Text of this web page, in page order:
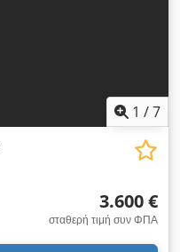
1 /7
3.600 €
σταθερή τιμή συν ΦΠΑ